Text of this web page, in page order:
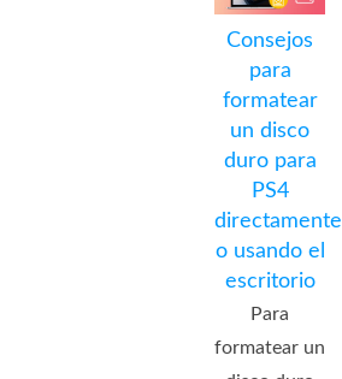
Consejos
para
formatear
un disco
duro para
PS4
directamente
o usando el
escritorio
Para
formatear un